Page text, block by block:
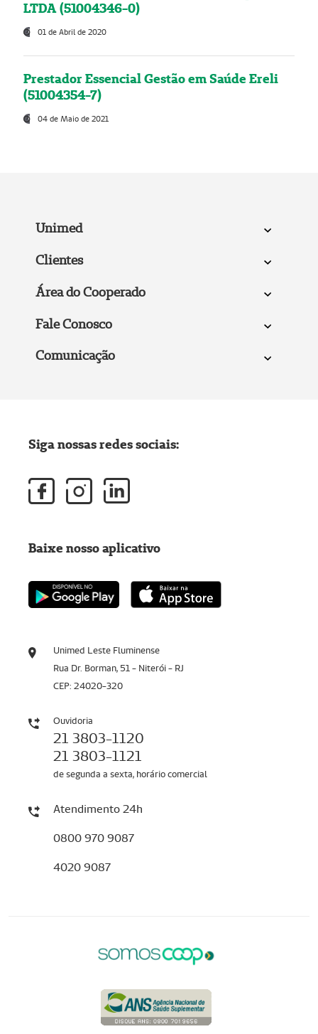
LTDA (51004346-0)
01 de Abril de 2020
Prestador Essencial Gestão em Saúde Ereli
(51004354-7)
04 de Maio de 2021
Unimed
Clientes
Área do Cooperado
Fale Conosco
Comunicação
Unimed Leste Fluminense
Rua Dr. Borman, 51 - Niterói - RJ
CEP: 24020-320
Ouvidoria
21 3803-1120
21 3803-1121
de segunda a sexta, horário comercial
Atendimento 24h
0800 970 9087
4020 9087
Siga nossas redes sociais:
Baixe nosso aplicativo